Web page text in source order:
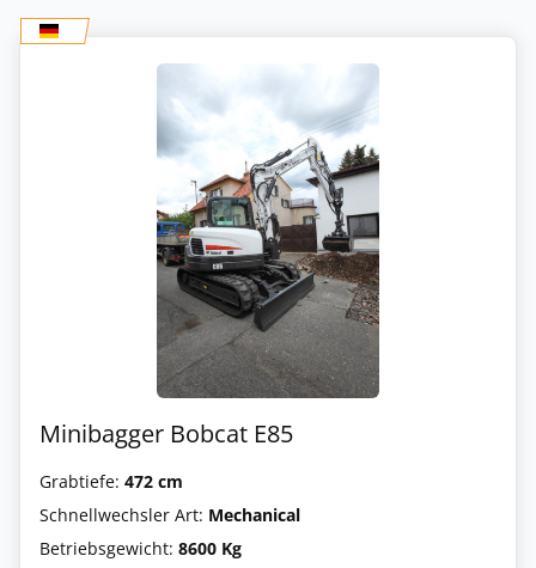
Minibagger Bobcat E85
Grabtiefe: 472 cm
Schnellwechsler Art: Mechanical
Betriebsgewicht: 8600 Kg